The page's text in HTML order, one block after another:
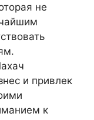
не
и привлек
к